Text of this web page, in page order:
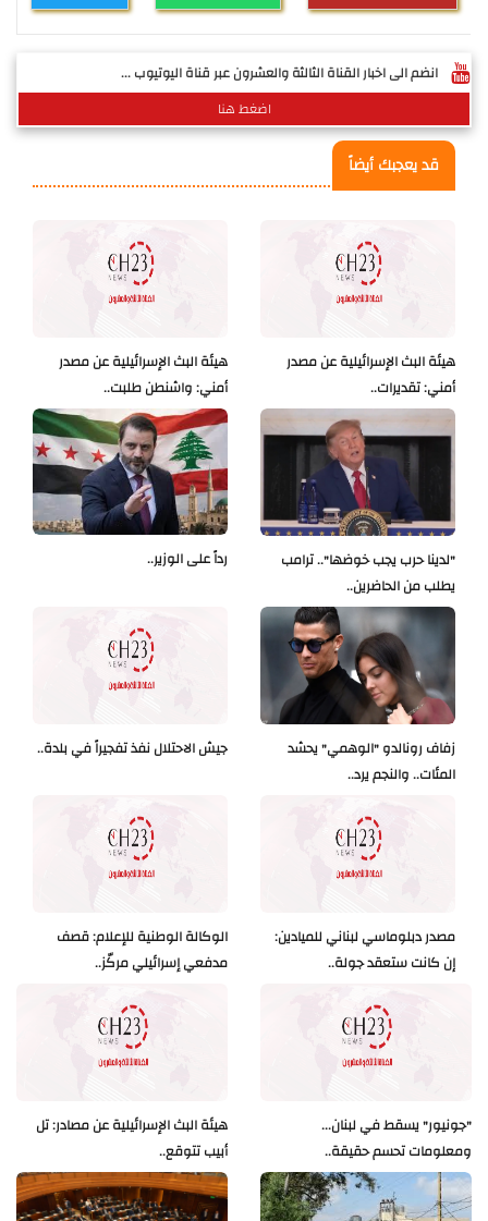
انضم الى اخبار القناة الثالثة والعشرون عبر قناة اليوتيوب ...
اضغط هنا
قد يعجبك أيضاً
هيئة البث الإسرائيلية عن مصدر
أمني: واشنطن طلبت..
هيئة البث الإسرائيلية عن مصدر
أمني: تقديرات..
رداً على الوزير..
"لدينا حرب يجب خوضها".. ترامب
يطلب من الحاضرين..
جيش الاحتلال نفذ تفجيراً في بلدة..
زفاف رونالدو "الوهمي" يحشد
المئات.. والنجم يرد..
الوكالة الوطنية للإعلام: قصف
مدفعي إسرائيلي مركّز..
مصدر دبلوماسي لبناني للميادين:
إن كانت ستعقد جولة..
هيئة البث الإسرائيلية عن مصادر: تل
أبيب تتوقع..
"جونيور" يسقط في لبنان...
ومعلومات تحسم حقيقة..